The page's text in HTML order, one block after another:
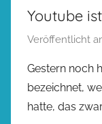
Youtube
Veröffentlicht
Gestern noch
bezeichnet,
hatte, das